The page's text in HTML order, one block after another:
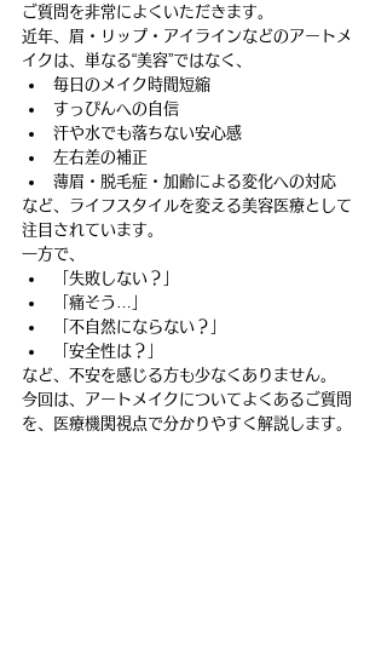
ご質問を非常によくいただきます。
近年、眉・リップ・アイラインなどのアートメ
イクは、単なる“美容”ではなく、
毎日のメイク時間短縮
すっぴんへの自信
汗や水でも落ちない安心感
左右差の補正
薄眉・脱毛症・加齢による変化への対応
など、ライフスタイルを変える美容医療として
注目されています。
一方で、
「失敗しない？」
「痛そう…」
「不自然にならない？」
「安全性は？」
など、不安を感じる方も少なくありません。
今回は、アートメイクについてよくあるご質問
を、医療機関視点で分かりやすく解説します。